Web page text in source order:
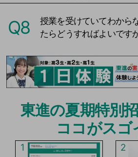
Q8
授業を受けていてわから
たらどうすればよいですか
東進の夏期特別
ココがスゴ
1 2